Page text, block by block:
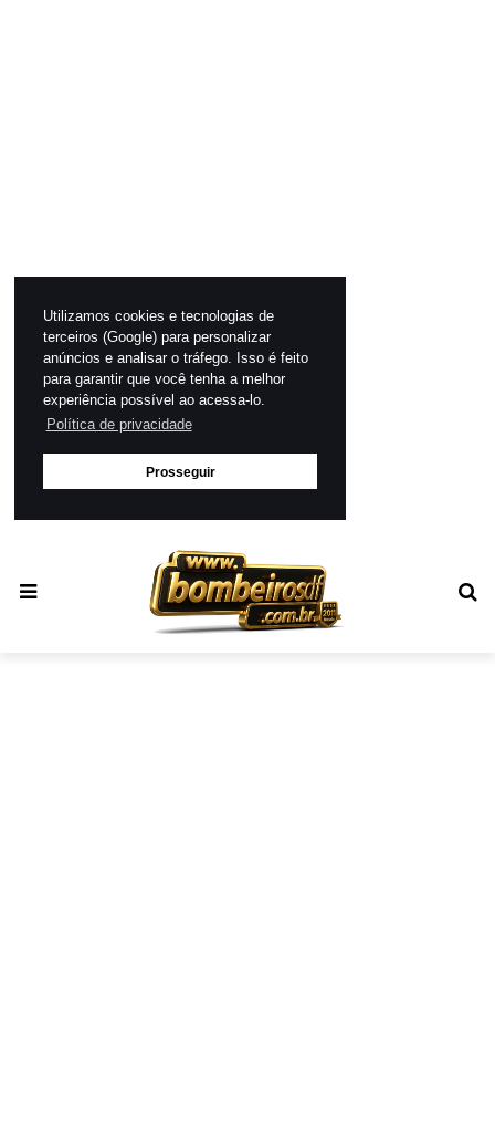
Utilizamos cookies e tecnologias de
terceiros (Google) para personalizar
anúncios e analisar o tráfego. Isso é feito
para garantir que você tenha a melhor
experiência possível ao acessa-lo.
Política de privacidade
Prosseguir